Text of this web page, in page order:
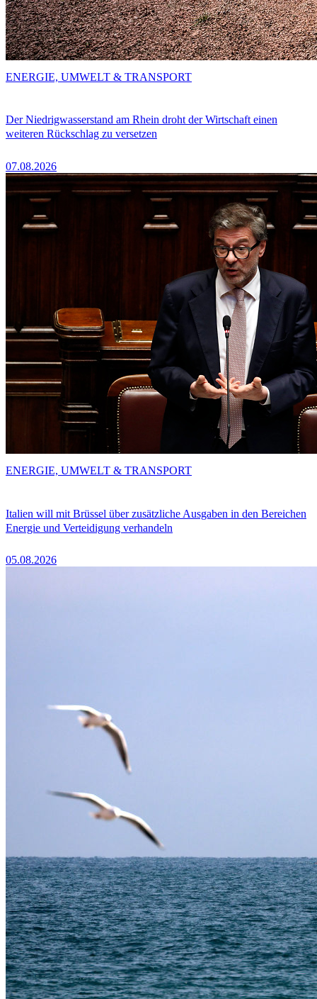
Der Niedrigwasserstand am Rhein droht der Wirtschaft einen
weiteren Rückschlag zu versetzen
07.08.2026
ENERGIE, UMWELT & TRANSPORT
Italien will mit Brüssel über zusätzliche Ausgaben in den Bereichen
Energie und Verteidigung verhandeln
05.08.2026
ENERGIE, UMWELT & TRANSPORT